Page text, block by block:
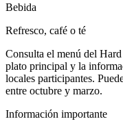
Bebida
Refresco, café o té
Consulta el menú del
plato principal y la
locales participantes.
entre octubre y marzo.
Información importante